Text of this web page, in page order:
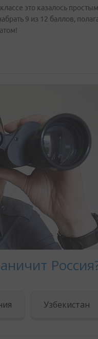
это казалось простым,
9 из 12 баллов,